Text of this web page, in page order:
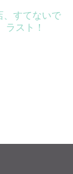
、すてないで
スト！